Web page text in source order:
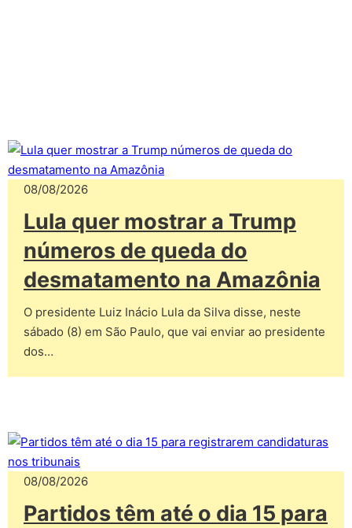
08/08/2026
Lula quer mostrar a Trump
números de queda do
desmatamento na Amazônia
O presidente Luiz Inácio Lula da Silva disse, neste
sábado (8) em São Paulo, que vai enviar ao presidente
dos…
08/08/2026
Partidos têm até o dia 15 para